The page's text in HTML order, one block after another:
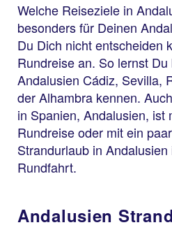
Welche Reiseziele in
besonders für Deinen
Du Dich nicht entscheiden
Rundreise an. So lernst
Andalusien Cádiz, Sevilla,
der Alhambra kennen.
in Spanien, Andalusien, ist
Rundreise oder mit ein
Strandurlaub in
Rundfahrt.
Andalusien